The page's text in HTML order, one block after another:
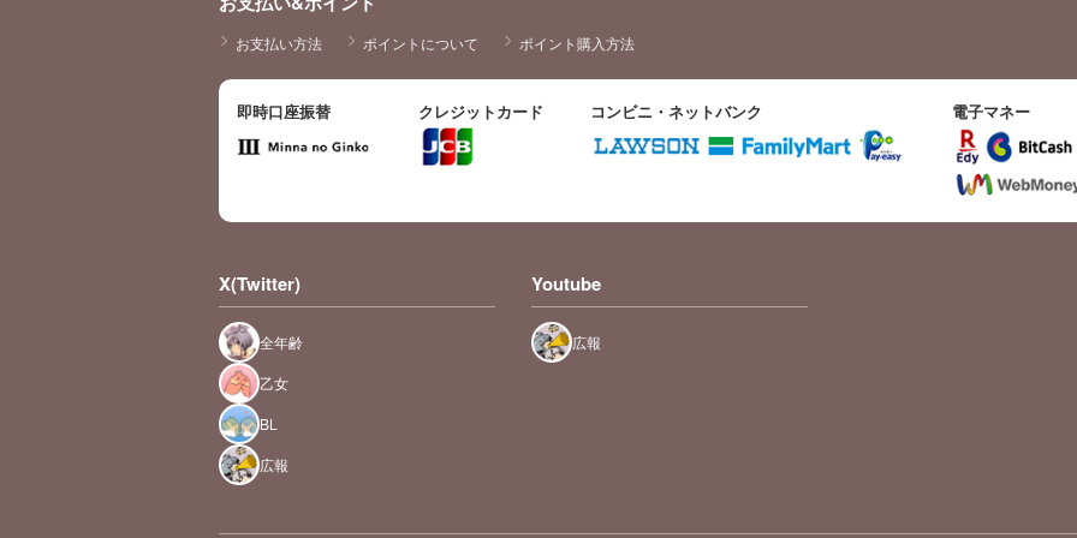
お支払い方法 ポイントについて ポイント購入方法
即時口座振替 クレジットカード コンビニ・ネットバンク 電子マネー
X(Twitter)
全年齢
乙女
BL
広報
Youtube
広報